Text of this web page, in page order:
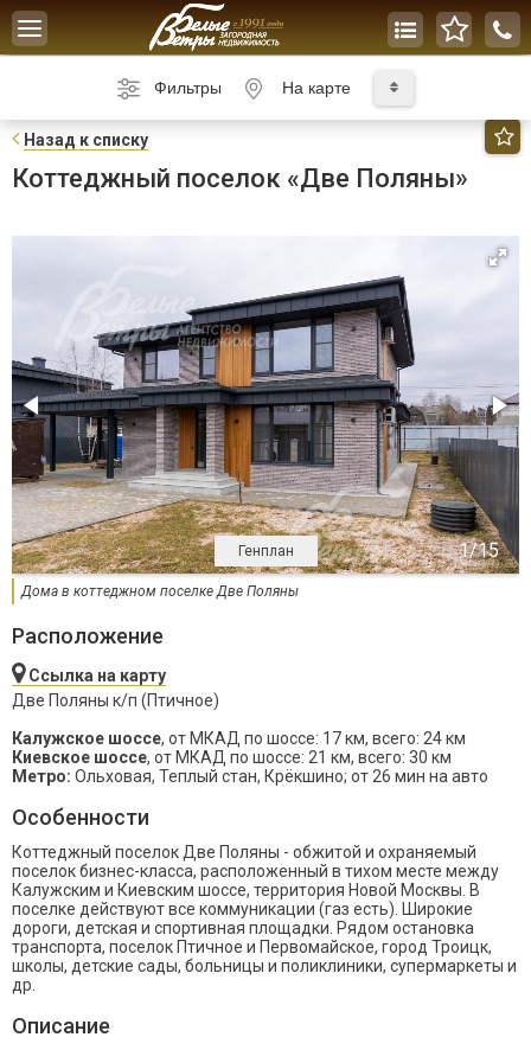
Toggle
navigation
Фильтры На карте
Назад к списку
Коттеджный поселок «Две Поляны»
Генплан
Дома в коттеджном поселке Две Поляны
Расположение
Ссылка на карту
Две Поляны к/п (Птичное)
Калужское шоссе, от МКАД по шоссе: 17 км, всего: 24 км
Киевское шоссе, от МКАД по шоссе: 21 км, всего: 30 км
Метро: Ольховая, Теплый стан, Крёкшино; от 26 мин на авто
Особенности
Коттеджный поселок Две Поляны - обжитой и охраняемый
поселок бизнес-класса, расположенный в тихом месте между
Калужским и Киевским шоссе, территория Новой Москвы. В
поселке действуют все коммуникации (газ есть). Широкие
дороги, детская и спортивная площадки. Рядом остановка
транспорта, поселок Птичное и Первомайское, город Троицк,
школы, детские сады, больницы и поликлиники, супермаркеты и
др.
Описание